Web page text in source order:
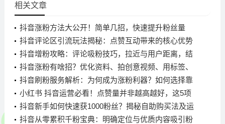
相关文章
抖音涨粉方法大公开！简单几招，快速提升粉丝量
抖音评论区引流玩法揭秘：点赞互动带来的核心优势
与实操步骤
抖音增粉攻略：评论吸粉技巧，拉近与用户距离，结
合热点话题
抖音涨粉有啥招？优化资料、拍创意视频、用标签、
互动全搞定
抖音刷粉服务解析：为何成为涨粉利器？如何选择靠
谱平台
小红书 抖音运营必看！点赞量并非越高越好，这5项
数据助你精准分析
抖音新手如何快速获1000粉丝？揭秘自助购买法及运
营建议
抖音从零累积千粉宝典：明确定位与优质内容吸引粉